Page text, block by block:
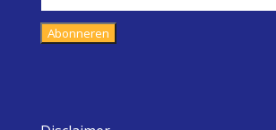
mailadres
Abonneren